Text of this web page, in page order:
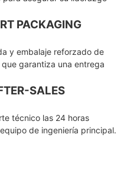
PACKAGING
y embalaje reforzado de
garantiza una entrega
SALES
técnico las 24 horas
de ingeniería principal.